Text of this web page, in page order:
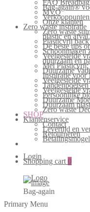
FAQ
Bag-again®
MVO
Onze klanten
Zero waste inspiratie
Zero waste
plastic en afval.
Plasticvrij
De beste tips
Schoonmaken
Veelgestelde
duurzaam en
Mei Plasticvrij:
Duurzame
Inspiratie voor
Veelgestelde
Veelgestelde
Persoonlijke
Duurzame
Duurzaam
Zero waste
SHOP
Klantenservice
Contact
Levertijd en
Retourneren
Login
Shopping cart 0
Bag-again
Primary Menu